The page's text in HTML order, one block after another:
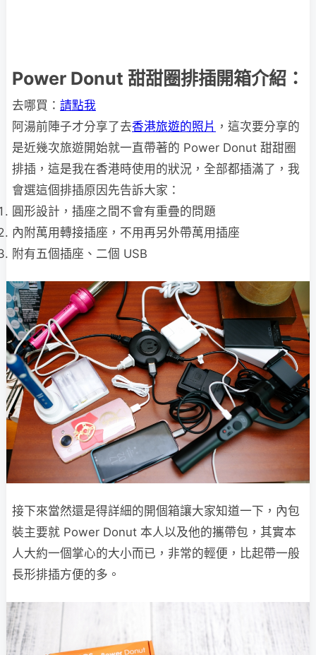
Power Donut 甜甜圈排插開箱介紹：
去哪買： 請點我
阿湯前陣子才分享了去香港旅遊的照片 ，這次要分享的
是近幾次旅遊開始就一直帶著的 Power Donut 甜甜圈
排插，這是我在香港時使用的狀況，全部都插滿了，我
會選這個排插原因先告訴大家：
圓形設計，插座之間不會有重疊的問題
內附萬用轉接插座，不用再另外帶萬用插座
附有五個插座、二個 USB
接下來當然還是得詳細的開個箱讓大家知道一下，內包
裝主要就 Power Donut 本人以及他的攜帶包，其實本
人大約一個掌心的大小而已，非常的輕便，比起帶一般
長形排插方便的多。